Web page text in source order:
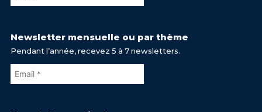
Newsletter mensuelle ou par thème
Pendant l’année, recevez 5 à 7 newsletters.